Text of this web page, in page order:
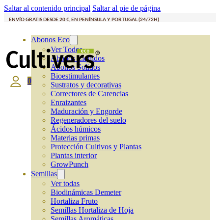
Saltar al contenido principal Saltar al pie de página
ENVÍO GRATIS DESDE 20 €, EN PENÍNSULA Y PORTUGAL (24/72H)
Abonos Eco
Ver Todos
Abonos Líquidos
Abonos Solidos
Bioestimulantes
Sustratos y decorativas
Correctores de Carencias
Enraizantes
Maduración y Engorde
Regeneradores del suelo
Ácidos húmicos
Materias primas
Protección Cultivos y Plantas
Plantas interior
GrowPunch
Semillas
Ver todas
Biodinámicas Demeter
Hortaliza Fruto
Semillas Hortaliza de Hoja
0